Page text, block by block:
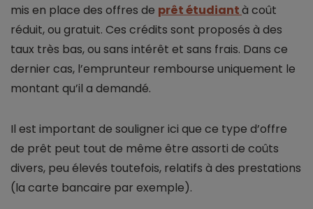
mis en place des offres de prêt étudiantà coût
réduit, ou gratuit. Ces crédits sont proposés à des
taux très bas, ou sans intérêt et sans frais. Dans ce
dernier cas, l’emprunteur rembourse uniquement le
montant qu’il a demandé.
Il est important de souligner ici que ce type d’offre
de prêt peut tout de même être assorti de coûts
divers, peu élevés toutefois, relatifs à des prestations
(la carte bancaire par exemple).